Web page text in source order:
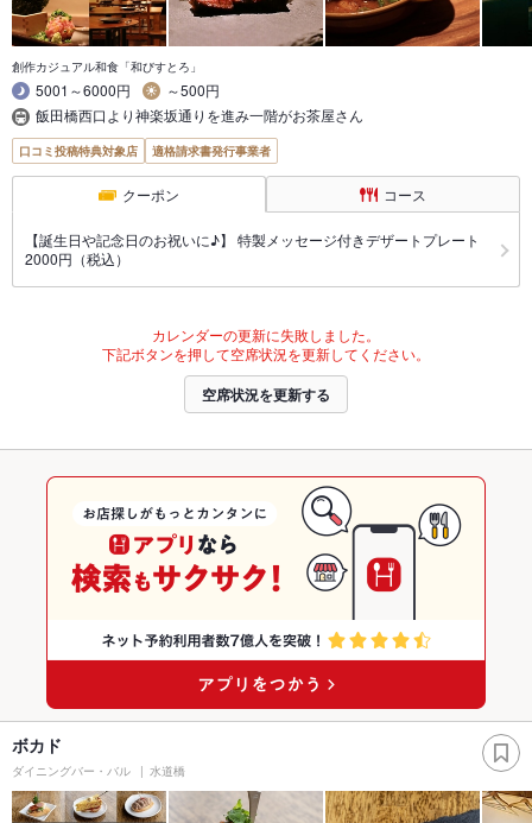
創作カジュアル和食「和びすとろ」
5001～6000円
～500円
飯田橋西口より神楽坂通りを進み一階がお茶屋さん
口コミ投稿特典対象店 適格請求書発行事業者
クーポン コース
【誕生日や記念日のお祝いに♪】 特製メッセージ付きデザートプレート
2000円（税込）
カレンダーの更新に失敗しました。
下記ボタンを押して空席状況を更新してください。
空席状況を更新する
ボカド
ダイニングバー・バル 水道橋